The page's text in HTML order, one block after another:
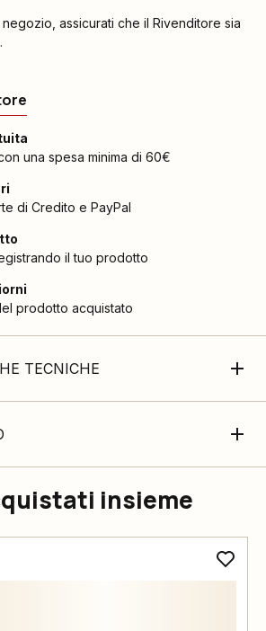
assicurati che il Rivenditore sia
una spesa minima di 60€
di Credito e PayPal
il tuo prodotto
prodotto acquistato
TECNICHE
insieme